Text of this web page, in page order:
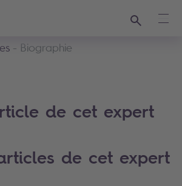
Recherche
Biographie
de cet expert
de cet expert